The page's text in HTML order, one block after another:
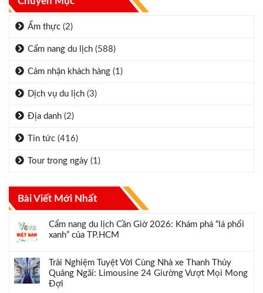
Ẩm thực (2)
Cẩm nang du lịch (588)
Cảm nhận khách hàng (1)
Dịch vụ du lịch (3)
Địa danh (2)
Tin tức (416)
Tour trong ngày (1)
Bài Viết Mới Nhất
Cẩm nang du lịch Cần Giờ 2026: Khám phá “lá phổi
xanh” của TP.HCM
Trải Nghiệm Tuyệt Vời Cùng Nhà xe Thanh Thủy
Quảng Ngãi: Limousine 24 Giường Vượt Mọi Mong
Đợi